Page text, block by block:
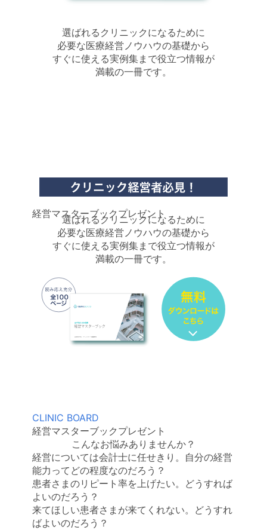
選ばれるクリニックになるために
必要な医療経営ノウハウの基礎から
すぐに使える実例集まで役立つ情報が
満載の一冊です。
経営マスターブックプレゼント
選ばれるクリニックになるために
必要な医療経営ノウハウの基礎から
すぐに使える実例集まで役立つ情報が
満載の一冊です。
CLINIC BOARD
経営マスターブックプレゼント
こんなお悩みありませんか？
経営については会計士に任せきり。自分の経営
能力ってどの程度なのだろう？
患者さまのリピート率を上げたい。どうすれば
よいのだろう？
来てほしい患者さまが来てくれない。どうすれ
ばよいのだろう？